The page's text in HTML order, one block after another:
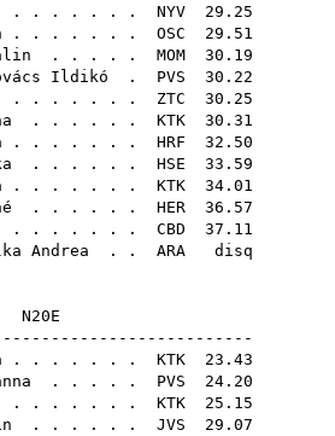
. . . . . . . NYV 29.25
. . . . . . . OSC 29.51
. . . . . MOM 30.19
Ildikó . PVS 30.22
. . . . . . . ZTC 30.25
. . . . . . KTK 30.31
. . . . . . . HRF 32.50
. . . . . . HSE 33.59
. . . . . . . KTK 34.01
. . . . . . HER 36.57
. . . . . . . CBD 37.11
Andrea . . ARA disq
N20E
. . . . . . . KTK 23.43
. . . . . PVS 24.20
. . . . . . . KTK 25.15
. . . . . . JVS 29.07